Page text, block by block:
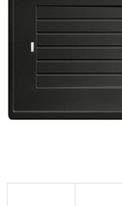
hviezdičiek.